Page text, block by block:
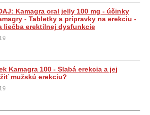
Kamagra oral jelly 100 mg - účinky
- Tabletky a prípravky na erekciu -
liečba erektilnej dysfunkcie
Kamagra 100 - Slabá erekcia a jej
mužskú erekciu?